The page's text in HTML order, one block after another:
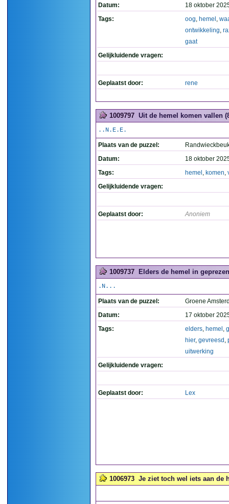
Datum:
18 oktober
Tags:
oog, hemel ,
ontwikkeling,
gaat
Gelijkluidende vragen:
Geplaatst door: rene
1009797 Uit de hemel komen vallen
..N.E.E.
Plaats van de puzzel:
Datum:
18 oktober
Tags:
hemel , komen,
Gelijkluidende vragen:
Geplaatst door: Anoniem
1009737 Elders de hemel in
.N...
Plaats van de puzzel:
Groene
Datum:
17 oktober
Tags:
elders, hemel ,
hier, gevreesd ,
uitwerking
Gelijkluidende vragen:
Geplaatst door: Lex
1006973 Je ziet toch wel iets aan de